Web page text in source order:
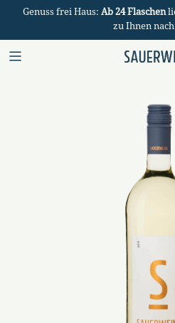
Genuss frei Haus: Ab 24 Flaschen
zu Ihnen nach